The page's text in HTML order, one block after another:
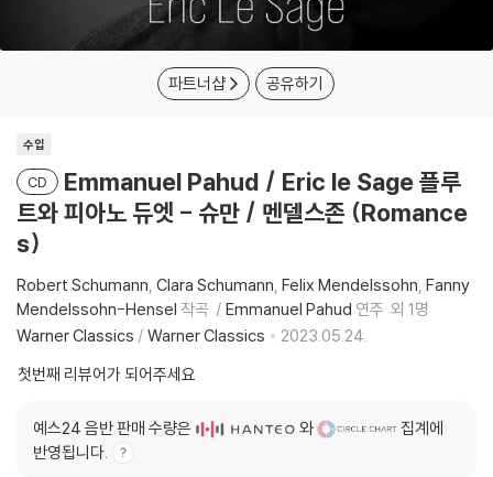
파트너샵 공유하기
수입
CD
Emmanuel Pahud / Eric le Sage 플루
트와 피아노 듀엣 - 슈만 / 멘델스존 (Romance
s)
Robert Schumann Clara Schumann Felix Mendelssohn Fanny
Mendelssohn-Hensel 작곡 Emmanuel Pahud 연주 외 1명
Warner Classics / Warner Classics
2023.05.24.
첫번째 리뷰어가 되어주세요
예스24 음반 판매 수량은 와
집계에
반영됩니다.